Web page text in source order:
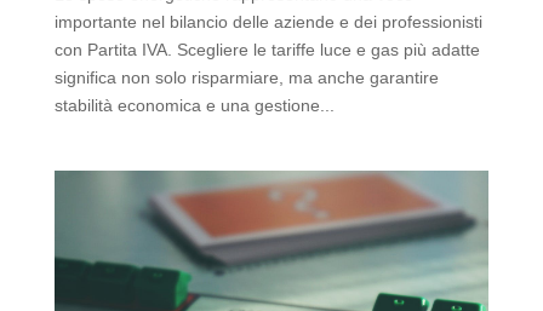
importante nel bilancio delle aziende e dei professionisti
con Partita IVA. Scegliere le tariffe luce e gas più adatte
significa non solo risparmiare, ma anche garantire
stabilità economica e una gestione...